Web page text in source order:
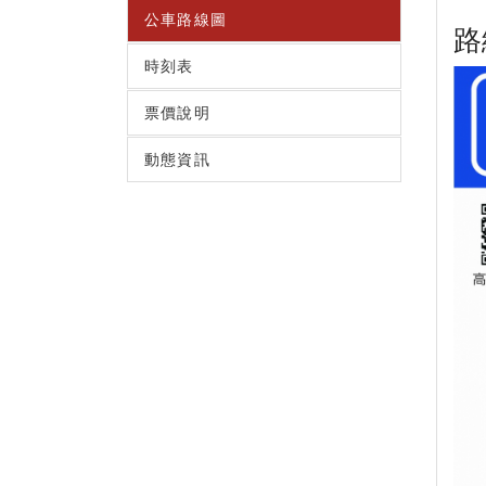
公車路線圖
時刻表
票價說明
動態資訊